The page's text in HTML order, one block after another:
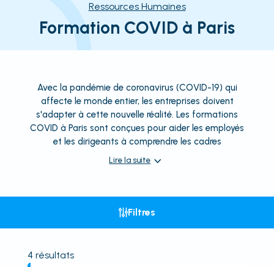
Ressources Humaines
Formation COVID à Paris
Avec la pandémie de coronavirus (COVID-19) qui
affecte le monde entier, les entreprises doivent
s'adapter à cette nouvelle réalité. Les formations
COVID à Paris sont conçues pour aider les employés
et les dirigeants à comprendre les cadres
Lire la suite
Filtres
4 résultats